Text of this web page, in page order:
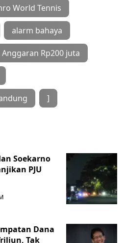
World Tennis
alarm bahaya
Anggaran Rp200 juta
]
Soekarno
PJU
Dana
Tak